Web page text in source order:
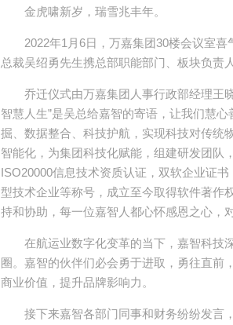
金虎啸新岁，瑞雪兆丰年。
2022年1月6日，万嘉集团30楼会议室
总裁吴绍勇先生携总部职能部门、板块负责
乔迁仪式由万嘉集团人事行政部经理王
智慧人生”是吴总给嘉智的寄语，让我们慧
掘、数据整合、科技护航，实现科技对传统
智能化，为集团科技化赋能，组建研发团队
ISO20000信息技术资质认证，双软企业证
型技术企业等称号，成立至今取得软件著作
持和协助，每一位嘉智人都心怀感恩之心，
在航运业数字化变革的当下，嘉智科技
圈。嘉智的伙伴们必会勇于进取，勇往直前
商业价值，提升品牌影响力。
接下来嘉智各部门同事和财务纷纷发言